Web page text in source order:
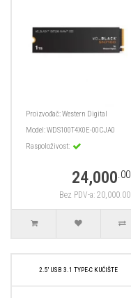
Proizvođač:Western Digital
Model:WDS100T4X0E-00CJA0
Raspoloživost:
24,000.00
Bez PDV-a: 20,000.00
2.5' USB 3.1 TYPE-C KUĆIŠTE